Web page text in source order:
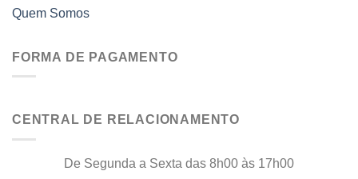
Quem Somos
FORMA DE PAGAMENTO
CENTRAL DE RELACIONAMENTO
De Segunda a Sexta das 8h00 às 17h00